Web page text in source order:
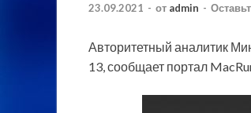
23.09.2021 - от admin -
Авторитетный аналитик
13, сообщает портал